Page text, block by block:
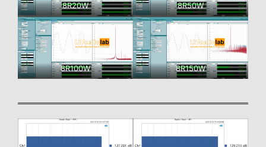
8R20W 8R50W
8R100W 8R150W